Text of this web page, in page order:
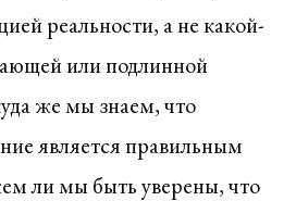
реальности, а не какой-
или подлинной
же мы знаем, что
является правильным
ли мы быть уверены, что